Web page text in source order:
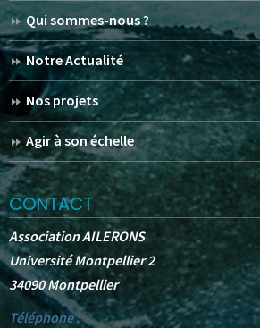
Qui sommes-nous ?
Notre Actualité
Nos projets
Agir à son échelle
CONTACT
Association AILERONS
Université Montpellier 2
34090 Montpellier
Téléphone :